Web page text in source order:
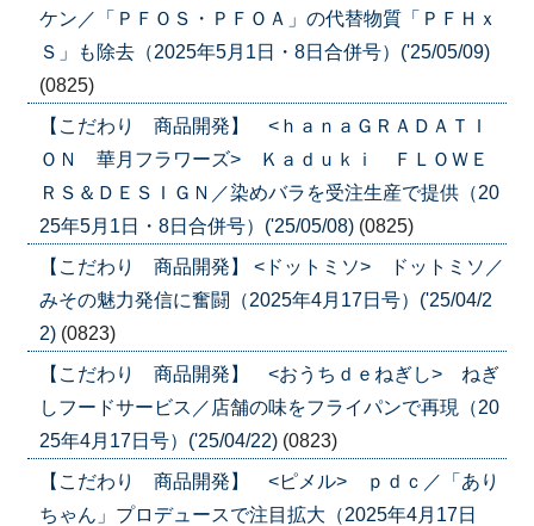
ケン／「ＰＦＯＳ・ＰＦＯＡ」の代替物質「ＰＦＨｘ
Ｓ」も除去（2025年5月1日・8日合併号）('25/05/09)
(0825)
【こだわり 商品開発】 <ｈａｎａＧＲＡＤＡＴＩ
ＯＮ 華月フラワーズ> Ｋａｄｕｋｉ ＦＬＯＷＥ
ＲＳ＆ＤＥＳＩＧＮ／染めバラを受注生産で提供（20
25年5月1日・8日合併号）('25/05/08) (0825)
【こだわり 商品開発】 <ドットミソ> ドットミソ／
みその魅力発信に奮闘（2025年4月17日号）('25/04/2
2) (0823)
【こだわり 商品開発】 <おうちｄｅねぎし> ねぎ
しフードサービス／店舗の味をフライパンで再現（20
25年4月17日号）('25/04/22) (0823)
【こだわり 商品開発】 <ピメル> ｐｄｃ／「あり
ちゃん」プロデュースで注目拡大（2025年4月17日